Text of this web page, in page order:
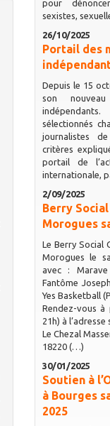
pour
sexistes,
26/10/2025
Portail des
Depuis le 15
son
sélectionnés
journalistes
critères
portail de
internationale,
2/09/2025
Berry
Morogues
Le Berry Social
Morogues le
avec :
Fantôme
Yes Basketball
Rendez-vous à
21h) à l’adresse
Le Chezal
18220 (…)
30/01/2025
Soutien à
à Bourges
2025